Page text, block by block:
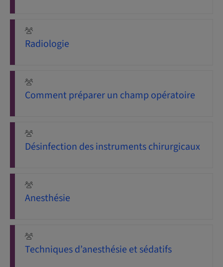
Radiologie
Comment préparer un champ opératoire
Désinfection des instruments chirurgicaux
Anesthésie
Techniques d’anesthésie et sédatifs